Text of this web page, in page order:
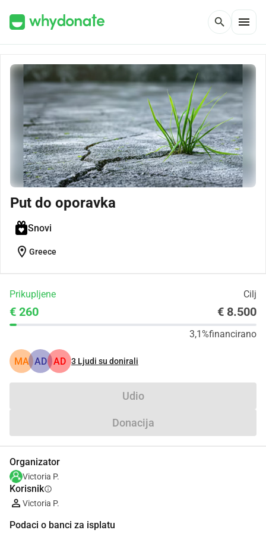
search menu
Put do oporavka
Snovi
location_on Greece
Prikupljene Cilj
€ 260 € 8.500
3,1%financirano
MA AD AD 3 Ljudi su donirali
Udio
Donacija
Organizator
Victoria P.
Korisnikinfo
Victoria P.
Podaci o banci za isplatu